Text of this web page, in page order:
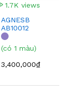
1.7K views
AGNESB
AB10012
(có 1 màu)
3,400,000₫